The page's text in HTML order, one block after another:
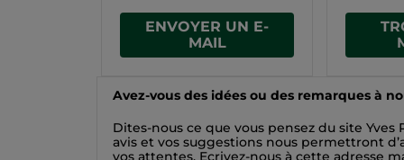
ENVOYER UN E-
MAIL
Avez-vous des idées ou des remarques à
Dites-nous ce que vous pensez du site
avis et vos suggestions nous permettront
vos attentes. Ecrivez-nous à cette adresse